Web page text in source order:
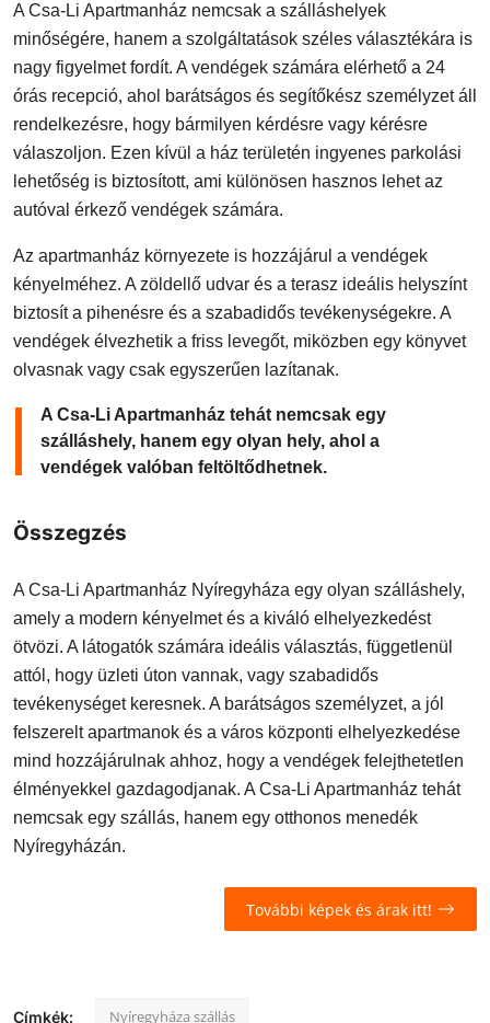
A Csa-Li Apartmanház nemcsak a szálláshelyek
minőségére, hanem a szolgáltatások széles választékára is
nagy figyelmet fordít. A vendégek számára elérhető a 24
órás recepció, ahol barátságos és segítőkész személyzet áll
rendelkezésre, hogy bármilyen kérdésre vagy kérésre
válaszoljon. Ezen kívül a ház területén ingyenes parkolási
lehetőség is biztosított, ami különösen hasznos lehet az
autóval érkező vendégek számára.
Az apartmanház környezete is hozzájárul a vendégek
kényelméhez. A zöldellő udvar és a terasz ideális helyszínt
biztosít a pihenésre és a szabadidős tevékenységekre. A
vendégek élvezhetik a friss levegőt, miközben egy könyvet
olvasnak vagy csak egyszerűen lazítanak.
A Csa-Li Apartmanház tehát nemcsak egy
szálláshely, hanem egy olyan hely, ahol a
vendégek valóban feltöltődhetnek.
Összegzés
A Csa-Li Apartmanház Nyíregyháza egy olyan szálláshely,
amely a modern kényelmet és a kiváló elhelyezkedést
ötvözi. A látogatók számára ideális választás, függetlenül
attól, hogy üzleti úton vannak, vagy szabadidős
tevékenységet keresnek. A barátságos személyzet, a jól
felszerelt apartmanok és a város központi elhelyezkedése
mind hozzájárulnak ahhoz, hogy a vendégek felejthetetlen
élményekkel gazdagodjanak. A Csa-Li Apartmanház tehát
nemcsak egy szállás, hanem egy otthonos menedék
Nyíregyházán.
További képek és árak itt!
Címkék: Nyíregyháza szállás